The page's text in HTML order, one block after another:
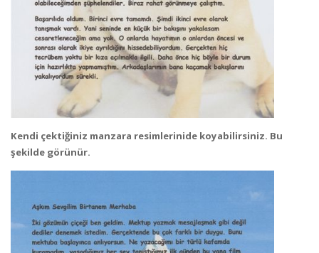
Kendi çektiğiniz manzara resimlerinide koyabilirsiniz. Bu
şekilde görünür.